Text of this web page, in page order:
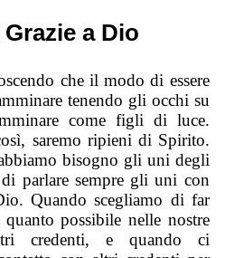
a Dio
che il modo di essere
tenendo gli occhi su
come figli di luce.
saremo ripieni di Spirito.
bisogno gli uni degli
parlare sempre gli uni con
Quando scegliamo di far
possibile nelle nostre
credenti, e quando ci